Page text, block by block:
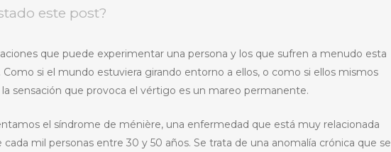
este post?
que puede experimentar una persona y los que sufren a menudo esta
si el mundo estuviera girando entorno a ellos, o como si ellos mismos
sensación que provoca el vértigo es un mareo permanente.
el síndrome de ménière, una enfermedad que está muy relacionada
mil personas entre 30 y 50 años. Se trata de una anomalía crónica que se